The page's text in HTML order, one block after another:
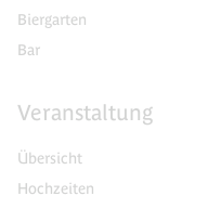
Biergarten
Bar
Veranstaltung
Übersicht
Hochzeiten